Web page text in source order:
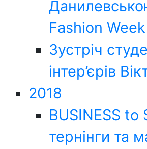
Fashion Week
Зустріч
інтер’єрів
2018
BUSINESS to
тернінги та